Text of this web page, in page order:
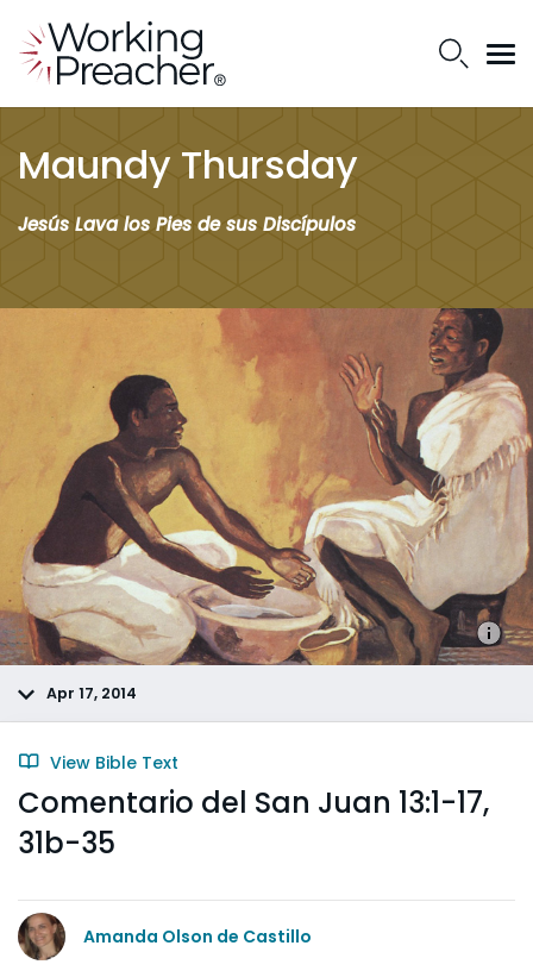
Maundy Thursday
Jesús Lava los Pies de sus Discípulos
Apr 17, 2014
View Bible Text
Comentario del San Juan 13:1-17,
31b-35
Amanda Olson de Castillo